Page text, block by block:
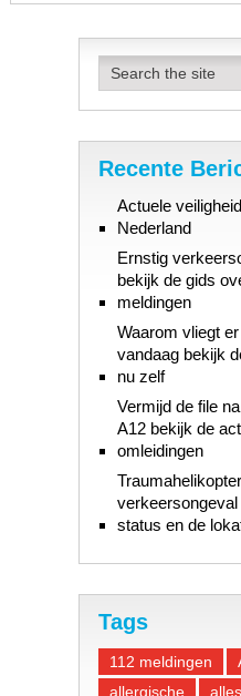
Recente
Actuele
Nederland
Ernstig
bekijk de gids
meldingen
Waarom vliegt
vandaag bekijk
nu zelf
Vermijd de file
A12 bekijk de
omleidingen
status en de
Tags
112 meldingen
allergische